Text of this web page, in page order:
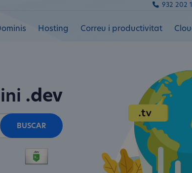
Hosting Correu i productivitat
932 202
.dev
BUSCAR